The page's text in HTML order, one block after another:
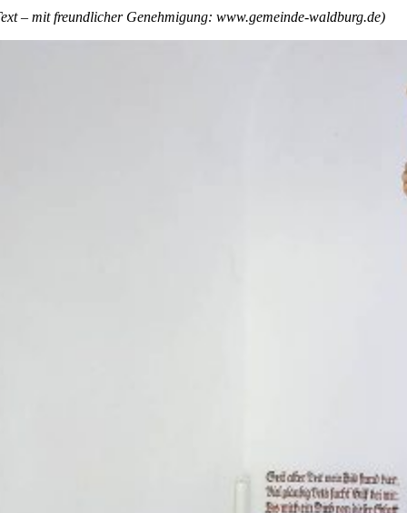
– mit freundlicher Genehmigung: www.gemeinde-waldburg.de)